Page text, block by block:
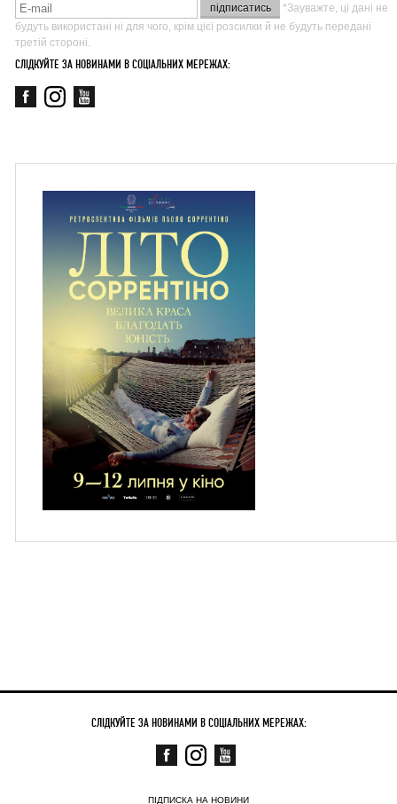
*Зауважте, ці дані не
будуть використані ні для чого, крім цієї розсилки й не будуть передані
третій стороні.
СЛІДКУЙТЕ ЗА НОВИНАМИ В СОЦІАЛЬНИХ МЕРЕЖАХ:
СЛІДКУЙТЕ ЗА НОВИНАМИ В СОЦІАЛЬНИХ МЕРЕЖАХ:
ПІДПИСКА НА НОВИНИ